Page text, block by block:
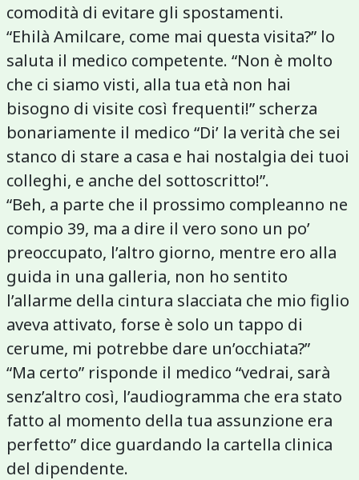
comodità di evitare gli spostamenti.
“Ehilà Amilcare, come mai questa visita?” lo
saluta il medico competente. “Non è molto
che ci siamo visti, alla tua età non hai
bisogno di visite così frequenti!” scherza
bonariamente il medico “Di’ la verità che sei
stanco di stare a casa e hai nostalgia dei tuoi
colleghi, e anche del sottoscritto!”.
“Beh, a parte che il prossimo compleanno ne
compio 39, ma a dire il vero sono un po’
preoccupato, l’altro giorno, mentre ero alla
guida in una galleria, non ho sentito
l’allarme della cintura slacciata che mio figlio
aveva attivato, forse è solo un tappo di
cerume, mi potrebbe dare un’occhiata?”
“Ma certo” risponde il medico “vedrai, sarà
senz’altro così, l’audiogramma che era stato
fatto al momento della tua assunzione era
perfetto” dice guardando la cartella clinica
del dipendente.